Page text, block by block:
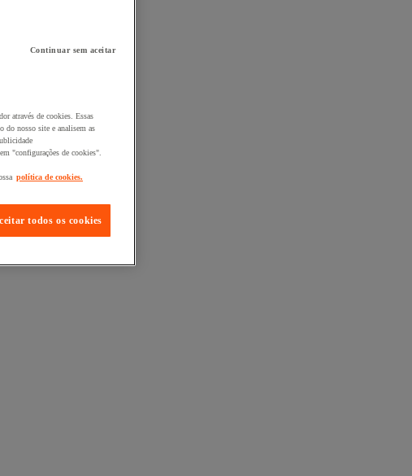
Continuar sem aceitar
através de cookies. Essas
do nosso site e analisem as
"configurações de cookies".
política de cookies.
todos os cookies